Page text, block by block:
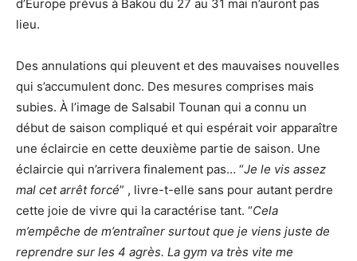
d’Europe prévus à Bakou du 27 au 31 mai n’auront pas
lieu.
Des annulations qui pleuvent et des mauvaises nouvelles
qui s’accumulent donc. Des mesures comprises mais
subies. À l’image de Salsabil Tounan qui a connu un
début de saison compliqué et qui espérait voir apparaître
une éclaircie en cette deuxième partie de saison. Une
éclaircie qui n’arrivera finalement pas… “Je le vis assez
mal cet arrêt forcé” , livre-t-elle sans pour autant perdre
cette joie de vivre qui la caractérise tant. “Cela
m’empêche de m’entraîner surtout que je viens juste de
reprendre sur les 4 agrès. La gym va très vite me